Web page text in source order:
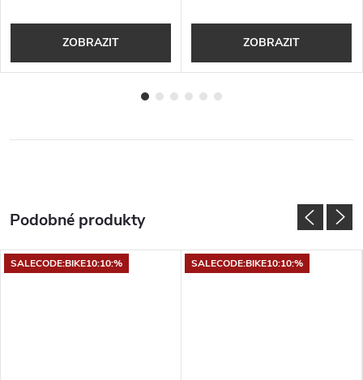
ZOBRAZIT ZOBRAZIT
SALECODE:BIKE10:10:% SALECODE:BIKE10:10:%